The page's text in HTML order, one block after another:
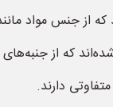
از جنس مواد مانند
که از
دارند.